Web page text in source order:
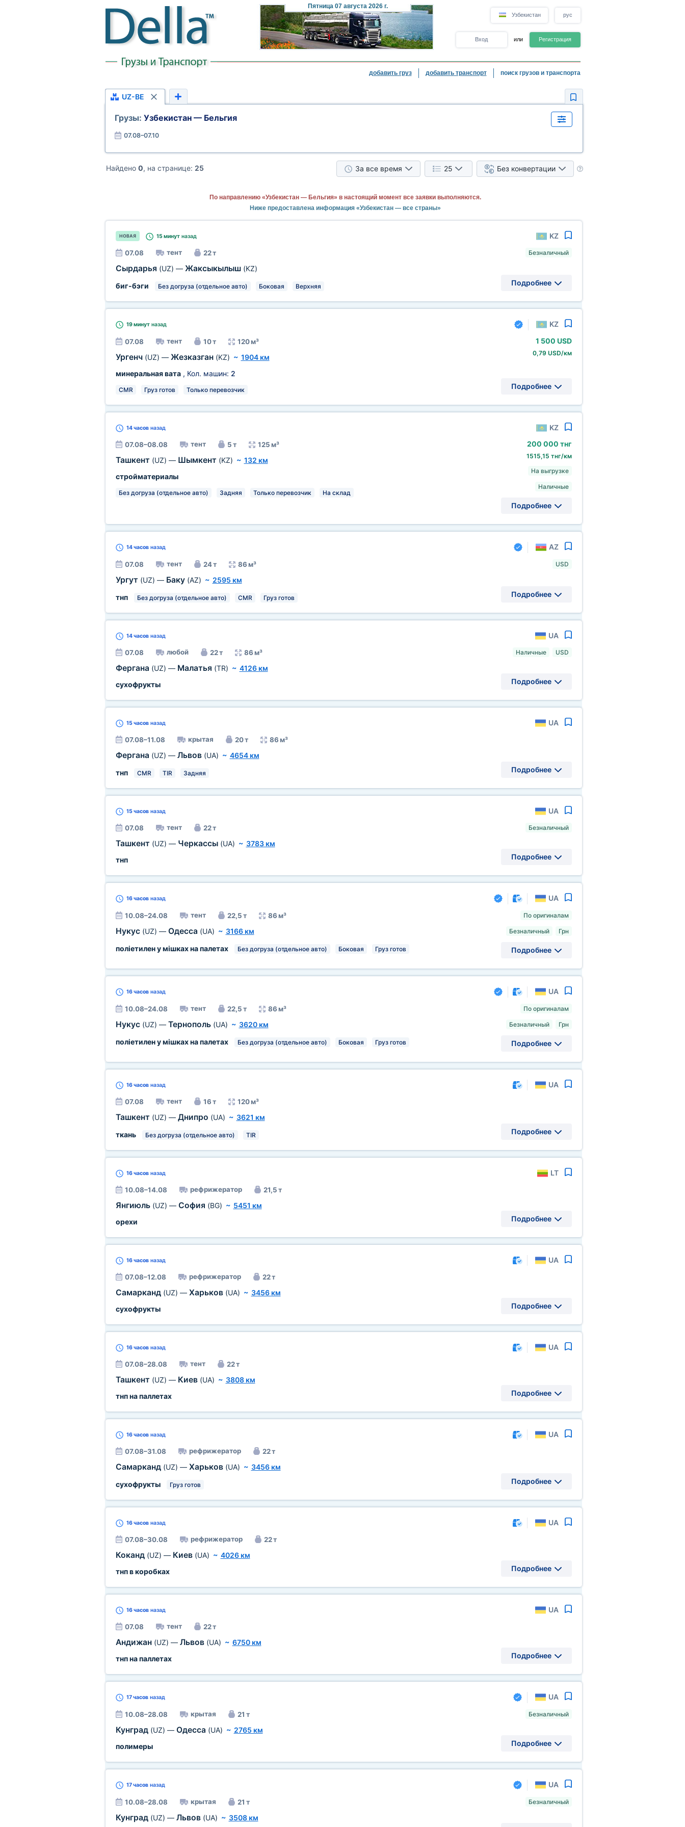
Пятница07 августа 2026 г.
Узбекистан рус
Вход или Регистрация
добавить груз добавить транспорт поиск грузов и транспорта
UZ-BE
Грузы: Узбекистан — Бельгия
07.08–07.10
Найдено 0, на странице: 25 За все время 25 Без конвертации
По направлению «Узбекистан — Бельгия» в настоящий момент все заявки выполняются.
Ниже предоставлена информация «Узбекистан — все страны»
НОВАЯ 15 минутназад KZ
07.08 тент 22 т
Сырдарья (UZ) — Жаксыкылыш (KZ)
биг-бэги
Без догруза (отдельное авто) Боковая Верхняя
Безналичный
Подробнее
19 минутназад KZ
07.08 тент 10 т 120 м³
Ургенч (UZ) — Жезказган (KZ) ~ 1904 км
минеральная вата, Кол. машин: 2
CMR Груз готов Только перевозчик
1 500 USD
0,79 USD/км
Подробнее
14 часовназад KZ
07.08–08.08 тент 5 т 125 м³
Ташкент (UZ) — Шымкент (KZ) ~ 132 км
стройматериалы
Без догруза (отдельное авто) Задняя Только перевозчик На склад
200 000 тнг
1515,15 тнг/км
На выгрузке
Наличные
Подробнее
14 часовназад AZ
07.08 тент 24 т 86 м³
Ургут (UZ) — Баку (AZ) ~ 2595 км
тнп
Без догруза (отдельное авто) CMR Груз готов
USD
Подробнее
14 часовназад UA
07.08 любой 22 т 86 м³
Фергана (UZ) — Малатья (TR) ~ 4126 км
сухофрукты
Наличные USD
Подробнее
15 часовназад UA
07.08–11.08 крытая 20 т 86 м³
Фергана (UZ) — Львов (UA) ~ 4654 км
тнп
CMR TIR Задняя Подробнее
15 часовназад UA
07.08 тент 22 т
Ташкент (UZ) — Черкассы (UA) ~ 3783 км
тнп
Безналичный
Подробнее
16 часовназад UA
10.08–24.08 тент 22,5 т 86 м³
Нукус (UZ) — Одесса (UA) ~ 3166 км
поліетилен у мішках на палетах
Без догруза (отдельное авто) Боковая Груз готов
По оригиналам
Безналичный Грн
Подробнее
16 часовназад UA
10.08–24.08 тент 22,5 т 86 м³
Нукус (UZ) — Тернополь (UA) ~ 3620 км
поліетилен у мішках на палетах
Без догруза (отдельное авто) Боковая Груз готов
По оригиналам
Безналичный Грн
Подробнее
16 часовназад UA
07.08 тент 16 т 120 м³
Ташкент (UZ) — Днипро (UA) ~ 3621 км
ткань
Без догруза (отдельное авто) TIR Подробнее
16 часовназад LT
10.08–14.08 рефрижератор 21,5 т
Янгиюль (UZ) — София (BG) ~ 5451 км
орехи
Подробнее
16 часовназад UA
07.08–12.08 рефрижератор 22 т
Самарканд (UZ) — Харьков (UA) ~ 3456 км
сухофрукты
Подробнее
16 часовназад UA
07.08–28.08 тент 22 т
Ташкент (UZ) — Киев (UA) ~ 3808 км
тнп на паллетах
Подробнее
16 часовназад UA
07.08–31.08 рефрижератор 22 т
Самарканд (UZ) — Харьков (UA) ~ 3456 км
сухофрукты
Груз готов Подробнее
16 часовназад UA
07.08–30.08 рефрижератор 22 т
Коканд (UZ) — Киев (UA) ~ 4026 км
тнп в коробках
Подробнее
16 часовназад UA
07.08 тент 22 т
Андижан (UZ) — Львов (UA) ~ 6750 км
тнп на паллетах
Подробнее
17 часовназад UA
10.08–28.08 крытая 21 т
Кунград (UZ) — Одесса (UA) ~ 2765 км
полимеры
Безналичный
Подробнее
17 часовназад UA
10.08–28.08 крытая 21 т
Кунград (UZ) — Львов (UA) ~ 3508 км
Безналичный